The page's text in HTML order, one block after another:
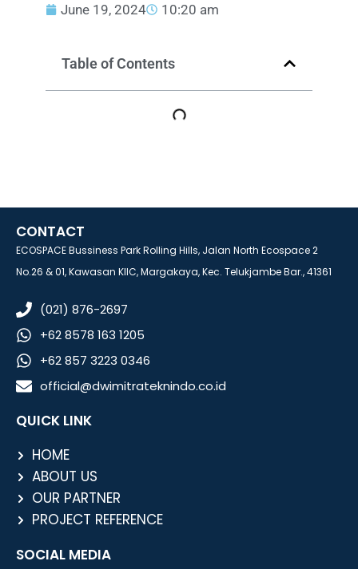
June 19, 2024 10:20 am
Table of Contents
CONTACT
ECOSPACE Bussiness Park Rolling Hills, Jalan North Ecospace 2
No.26 & 01, Kawasan KIIC, Margakaya, Kec. Telukjambe Bar., 41361
(021) 876-2697
+62 8578 163 1205
+62 857 3223 0346
official@dwimitrateknindo.co.id
QUICK LINK
HOME
ABOUT US
OUR PARTNER
PROJECT REFERENCE
SOCIAL MEDIA